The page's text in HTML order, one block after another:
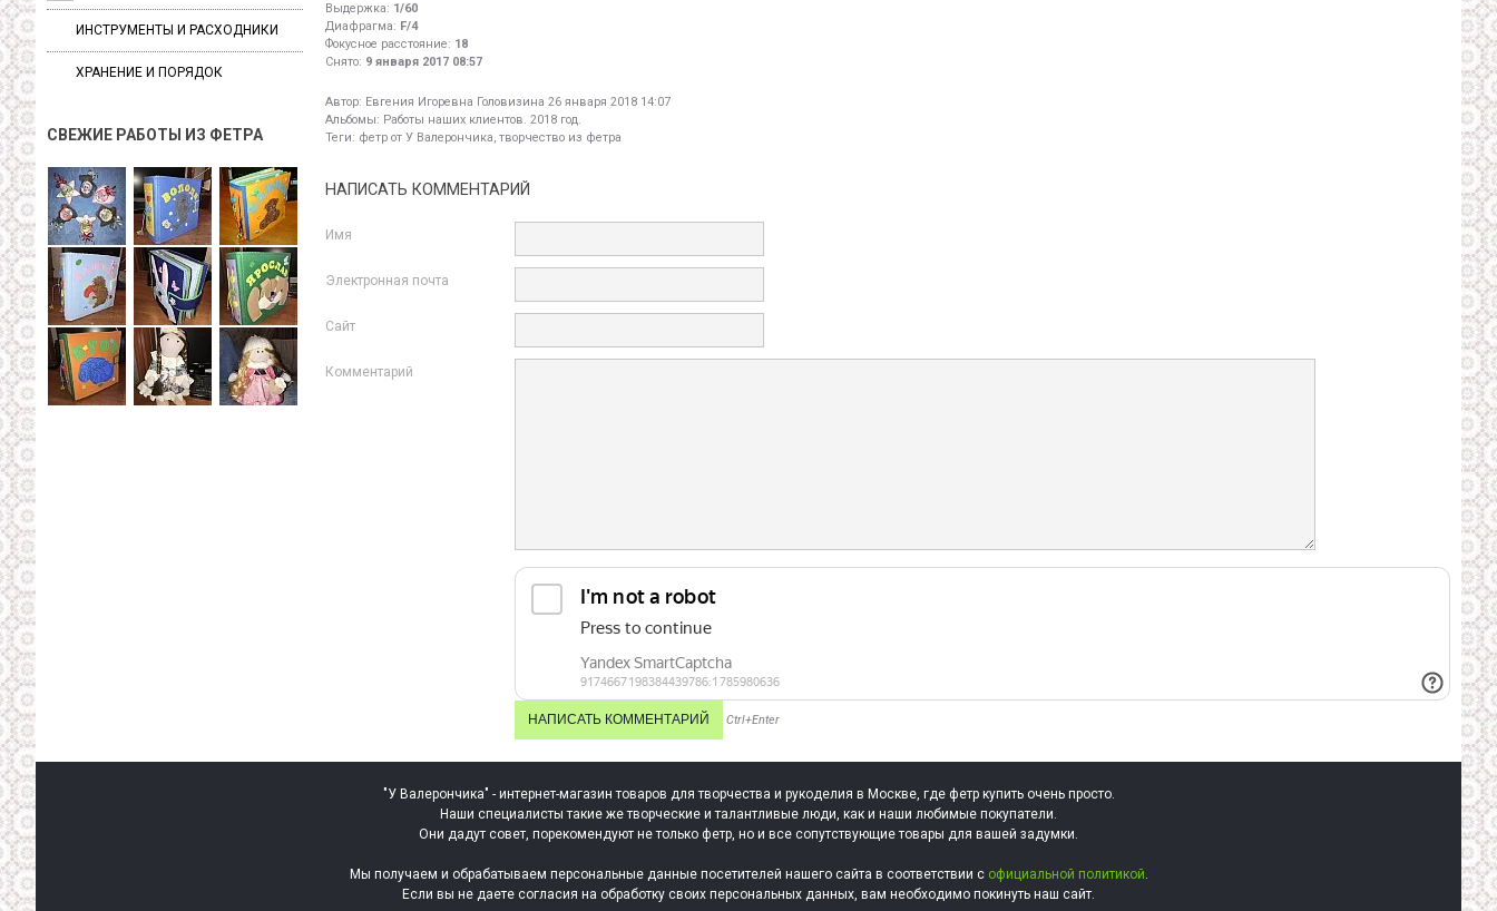
ИНСТРУМЕНТЫ И РАСХОДНИКИ
ХРАНЕНИЕ И ПОРЯДОК
СВЕЖИЕ РАБОТЫ ИЗ ФЕТРА
Выдержка: 1/60
Диафрагма: F/4
Фокусное расстояние: 18
Снято: 9 января 2017 08:57
Автор: Евгения Игоревна Головизина 26 января 2018 14:07
Альбомы: Работы наших клиентов. 2018 год.
Теги: фетр от У Валерончика, творчество из фетра
НАПИСАТЬ КОММЕНТАРИЙ
Имя
Электронная почта
Сайт
Комментарий
Ctrl+Enter
"У Валерончика" - интернет-магазин товаров для творчества и рукоделия в Москве, где фетр купить очень просто.
Наши специалисты такие же творческие и талантливые люди, как и наши любимые покупатели.
Они дадут совет, порекомендуют не только фетр, но и все сопутствующие товары для вашей задумки.
Мы получаем и обрабатываем персональные данные посетителей нашего сайта в соответствии с официальной политикой.
Если вы не даете согласия на обработку своих персональных данных, вам необходимо покинуть наш сайт.